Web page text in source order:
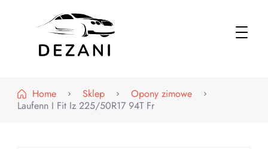
Home
Sklep
Opony zimowe
Laufenn I Fit Iz 225/50R17 94T Fr